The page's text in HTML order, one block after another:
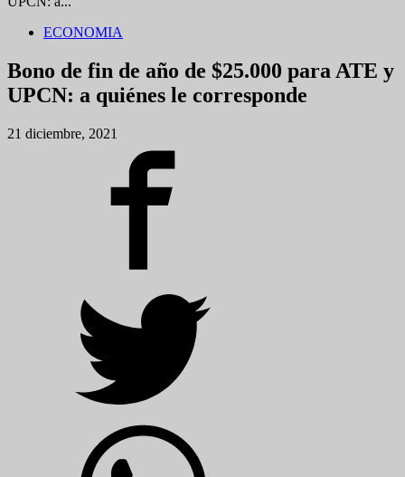
ECONOMIA
Bono de fin de año de $25.000 para ATE y
UPCN: a quiénes le corresponde
21 diciembre, 2021